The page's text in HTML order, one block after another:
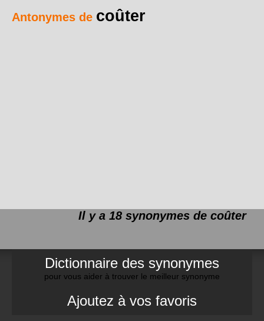
Antonymes de coûter
Il y a 18 synonymes de coûter
Dictionnaire des synonymes
pour vous aider à trouver le meilleur synonyme
Ajoutez à vos favoris